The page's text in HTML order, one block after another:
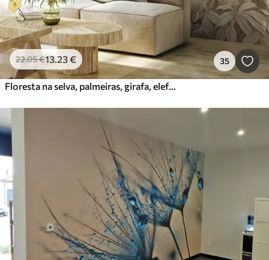
22.05€13.23€ 35
Floresta na selva, palmeiras, girafa, elefante, zebra, aguarela, cor bege, bananeira, flores